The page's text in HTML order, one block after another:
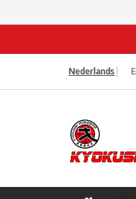
Nederlands